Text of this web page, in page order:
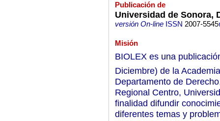
Publicación de
Universidad de Sonora,
versión On-lineISSN 2007-5545
Misión
BIOLEX es una
Diciembre) de la
Departamento de
Regional Centro,
finalidad difundir
diferentes temas y